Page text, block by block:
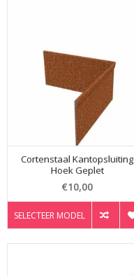
Cortenstaal Kantopsluiting
Hoek Geplet
€10,00
SELECTEER MODEL